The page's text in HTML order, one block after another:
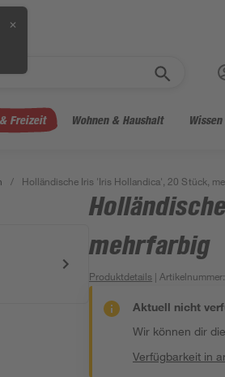
✕
Freizeit Wohnen & Haushalt
/ Holländische Iris 'Iris Hollandica', 20 Stück,
mehrfarbig
Produktdetails | Artikelnummer
Aktuell nicht
Wir können dir
Verfügbarkeit in